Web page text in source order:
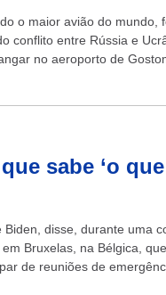
o maior avião do mundo,
conflito entre Rússia e
no aeroporto de
sabe ‘o
disse, durante uma
Bruxelas, na Bélgica,
de reuniões de